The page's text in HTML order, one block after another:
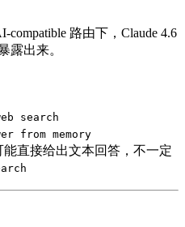
compatible 路由下，Claude 4.6
露出来。
search
from memory
直接给出文本回答，不一定